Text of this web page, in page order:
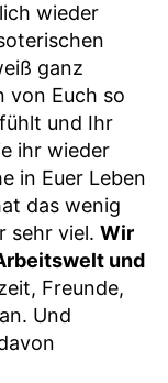
wieder
ganz
von Euch so
und Ihr
ihr wieder
in Euer Leben
das wenig
sehr viel. Wir
und
Freunde,
Und